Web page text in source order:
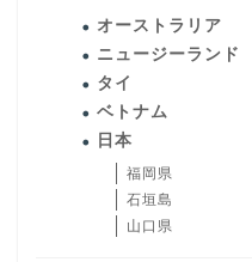
オーストラリア
ニュージーランド
タイ
ベトナム
日本
福岡県
石垣島
山口県